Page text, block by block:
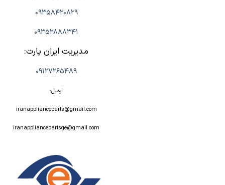
09358420829
09352888341
مدیریت ایران پارت:
09127265489
ایمیل:
iranapplianceparts@gmail.com
iranappliancepartsge@gmail.com